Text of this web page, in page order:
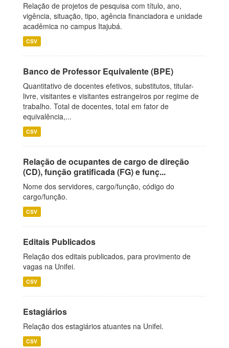
Relação de projetos de pesquisa com título, ano,
vigência, situação, tipo, agência financiadora e unidade
acadêmica no campus Itajubá.
CSV
Banco de Professor Equivalente (BPE)
Quantitativo de docentes efetivos, substitutos, titular-
livre, visitantes e visitantes estrangeiros por regime de
trabalho. Total de docentes, total em fator de
equivalência,...
CSV
Relação de ocupantes de cargo de direção
(CD), função gratificada (FG) e funç...
Nome dos servidores, cargo/função, código do
cargo/função.
CSV
Editais Publicados
Relação dos editais publicados, para provimento de
vagas na Unifei.
CSV
Estagiários
Relação dos estagiários atuantes na Unifei.
CSV